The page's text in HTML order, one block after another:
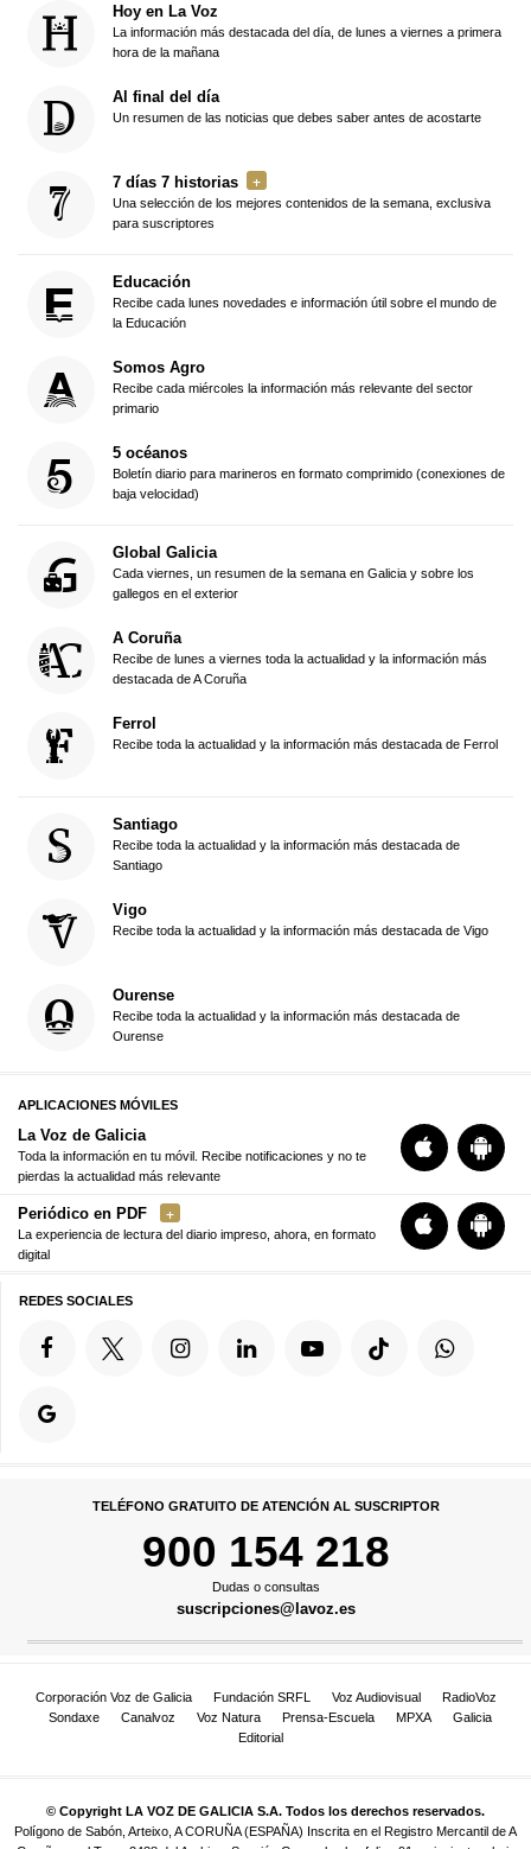
Hoy en La Voz
La información más destacada del día, de lunes a viernes a primera
hora de la mañana
Al final del día
Un resumen de las noticias que debes saber antes de acostarte
7 días 7 historias
Una selección de los mejores contenidos de la semana, exclusiva
para suscriptores
Educación
Recibe cada lunes novedades e información útil sobre el mundo de
la Educación
Somos Agro
Recibe cada miércoles la información más relevante del sector
primario
5 océanos
Boletín diario para marineros en formato comprimido (conexiones de
baja velocidad)
Global Galicia
Cada viernes, un resumen de la semana en Galicia y sobre los
gallegos en el exterior
A Coruña
Recibe de lunes a viernes toda la actualidad y la información más
destacada de A Coruña
Ferrol
Recibe toda la actualidad y la información más destacada de Ferrol
Santiago
Recibe toda la actualidad y la información más destacada de
Santiago
Vigo
Recibe toda la actualidad y la información más destacada de Vigo
Ourense
Recibe toda la actualidad y la información más destacada de
Ourense
APLICACIONES MÓVILES
La Voz de Galicia
Toda la información en tu móvil. Recibe notificaciones y no te
pierdas la actualidad más relevante
Periódico en PDF
La experiencia de lectura del diario impreso, ahora, en formato
digital
REDES SOCIALES
TELÉFONO GRATUITO DE ATENCIÓN AL SUSCRIPTOR
900 154 218
Dudas o consultas
suscripciones@lavoz.es
Corporación Voz de Galicia Fundación SRFL Voz Audiovisual
RadioVoz
Sondaxe
Canalvoz Voz Natura Prensa-Escuela MPXA
Galicia
Editorial
© Copyright LA VOZ DE GALICIA S.A. Todos los derechos reservados.
Polígono de Sabón, Arteixo, A CORUÑA (ESPAÑA) Inscrita en el Registro Mercantil de A